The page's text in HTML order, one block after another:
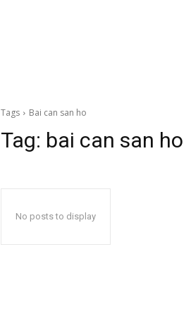
Tags Bai can san ho
Tag: bai can san ho
No posts to display